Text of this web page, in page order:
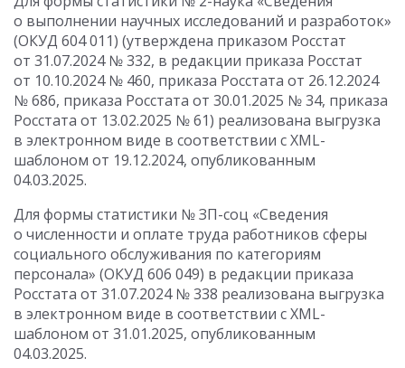
о выполнении научных исследований и разработок»
(ОКУД 604 011) (утверждена приказом Росстат
от 31.07.2024№ 332, в редакции приказа Росстат
от 10.10.2024№ 460, приказа Росстата от 26.12.2024
№ 686, приказа Росстата от 30.01.2025 № 34, приказа
Росстата от 13.02.2025 № 61) реализована выгрузка
в электронном виде в соответствии с XML-
шаблоном от 19.12.2024, опубликованным
04.03.2025.
Для формы статистики № ЗП-соц «Сведения
о численности и оплате труда работников сферы
социального обслуживания по категориям
персонала» (ОКУД 606 049) в редакции приказа
Росстата от 31.07.2024№ 338 реализована выгрузка
в электронном виде в соответствии с XML-
шаблоном от 31.01.2025, опубликованным
04.03.2025.